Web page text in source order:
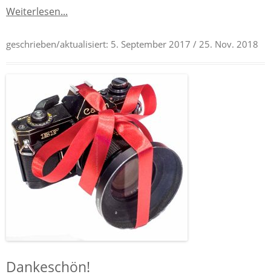
Weiterlesen...
geschrieben/aktualisiert: 5. September 2017 / 25. Nov. 2018
Dankeschön!